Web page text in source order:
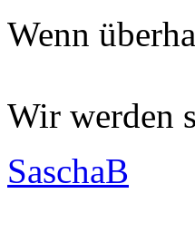
Wenn
Wir werden
SaschaB